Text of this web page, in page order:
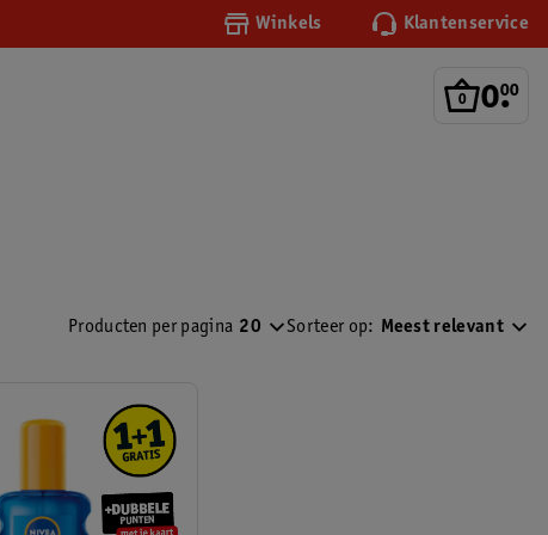
Winkels Klantenservice
0.
00
Producten per pagina 20 Sorteer op: Meest relevant